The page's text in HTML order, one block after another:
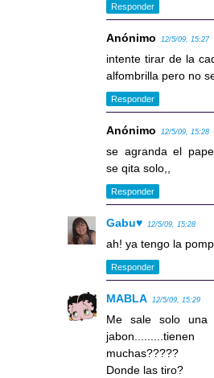
Responder
Anónimo 12/5/09, 15:27
intente tirar de la
alfombrilla pero no
Responder
Anónimo 12/5/09, 15:28
se agranda el
se qita solo,,
Responder
Gabu♥ 12/5/09, 15:28
ah! ya tengo la
Responder
MABLA 12/5/09, 15:29
Me sale solo una
muchas?????
Donde las tiro?